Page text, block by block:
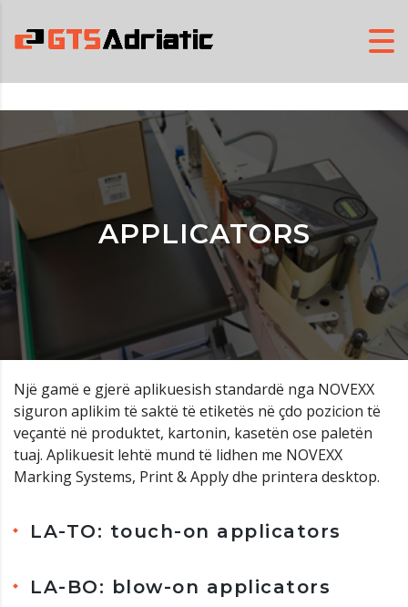
APPLICATORS
Një gamë e gjerë aplikuesish standardë nga NOVEXX
siguron aplikim të saktë të etiketës në çdo pozicion të
veçantë në produktet, kartonin, kasetën ose paletën
tuaj. Aplikuesit lehtë mund të lidhen me NOVEXX
Marking Systems, Print & Apply dhe printera desktop.
LA-TO: touch-on applicators
LA-BO: blow-on applicators